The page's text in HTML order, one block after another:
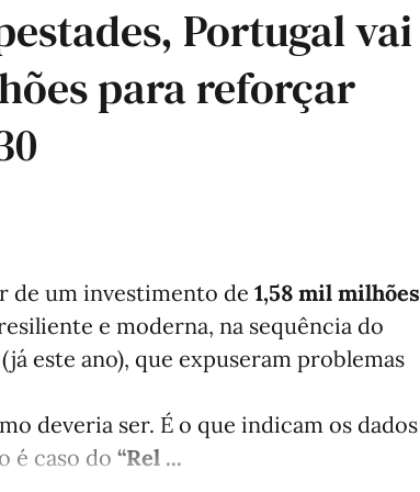
Portugal vai
para reforçar
de um investimento de 1,58 mil milhões
e moderna, na sequência do
este ano), que expuseram problemas
deveria ser. É o que indicam os dados
é caso do “Rel ...